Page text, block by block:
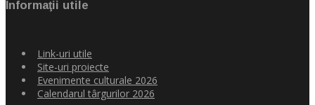
Informaţii utile
Link-uri utile
Site-uri proiecte
Evenimente culturale 2026
Calendarul târgurilor 2026